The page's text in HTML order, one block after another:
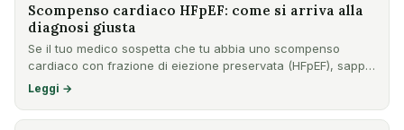
Scompenso cardiaco HFpEF: come si arriva alla
diagnosi giusta
Se il tuo medico sospetta che tu abbia uno scompenso
cardiaco con frazione di eiezione preservata (HFpEF), sappi
che la…
Leggi →